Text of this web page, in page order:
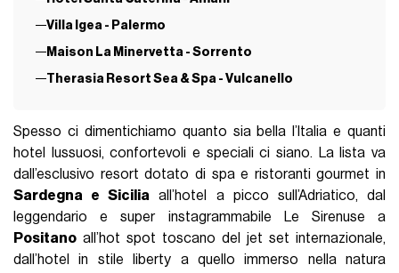
Villa Igea - Palermo
Maison La Minervetta - Sorrento
Therasia Resort Sea & Spa - Vulcanello
Spesso ci dimentichiamo quanto sia bella l’Italia e quanti
hotel lussuosi, confortevoli e speciali ci siano. La lista va
dall’esclusivo resort dotato di spa e ristoranti gourmet in
Sardegna e Sicilia all’hotel a picco sull’Adriatico, dal
leggendario e super instagrammabile Le Sirenuse a
Positano all’hot spot toscano del jet set internazionale,
dall’hotel in stile liberty a quello immerso nella natura